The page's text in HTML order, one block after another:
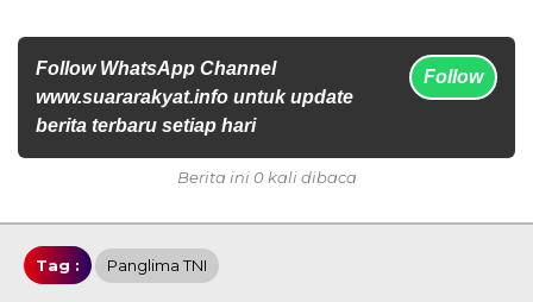
Follow WhatsApp Channel
www.suararakyat.info untuk update
berita terbaru setiap hari
Follow
Berita ini 0 kali dibaca
Tag : Panglima TNI